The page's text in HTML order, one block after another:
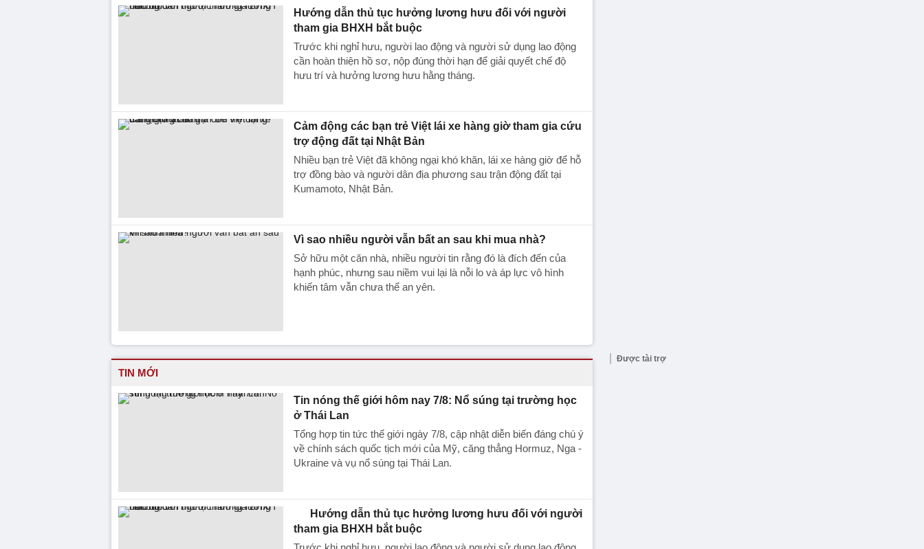
Hướng dẫn thủ tục hưởng lương hưu đối với người
tham gia BHXH bắt buộc
Trước khi nghỉ hưu, người lao động và người sử dụng lao động
cần hoàn thiện hồ sơ, nộp đúng thời hạn để giải quyết chế độ
hưu trí và hưởng lương hưu hằng tháng.
Cảm động các bạn trẻ Việt lái xe hàng giờ tham gia cứu
trợ động đất tại Nhật Bản
Nhiều bạn trẻ Việt đã không ngại khó khăn, lái xe hàng giờ để hỗ
trợ đồng bào và người dân địa phương sau trận động đất tại
Kumamoto, Nhật Bản.
Vì sao nhiều người vẫn bất an sau khi mua nhà?
Sở hữu một căn nhà, nhiều người tin rằng đó là đích đến của
hạnh phúc, nhưng sau niềm vui lại là nỗi lo và áp lực vô hình
khiến tâm vẫn chưa thể an yên.
TIN MỚI
Tin nóng thế giới hôm nay 7/8: Nổ súng tại trường học
ở Thái Lan
Tổng hợp tin tức thế giới ngày 7/8, cập nhật diễn biến đáng chú ý
về chính sách quốc tịch mới của Mỹ, căng thẳng Hormuz, Nga -
Ukraine và vụ nổ súng tại Thái Lan.
Hướng dẫn thủ tục hưởng lương hưu đối với người
tham gia BHXH bắt buộc
Được tài trợ